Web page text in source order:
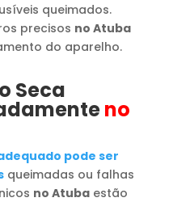
queimados.
precisos no Atuba
do aparelho.
Seca
no
pode ser
queimadas ou falhas
no Atubaestão